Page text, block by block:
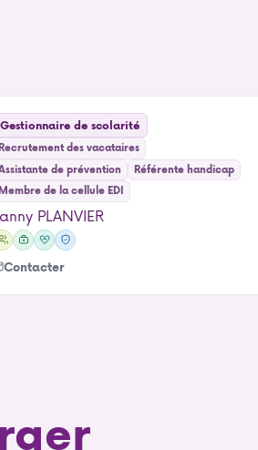
Gestionnaire de scolarité
des vacataires
de prévention
Référente handicap
de la cellule EDI
PLANVIER
Membre
la
Égalité,
Sauveteur
du
Secouriste
Santé
Assistant
Contacter